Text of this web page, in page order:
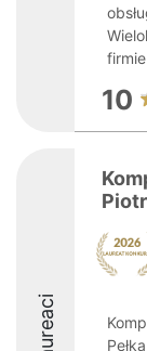
10
Laureaci